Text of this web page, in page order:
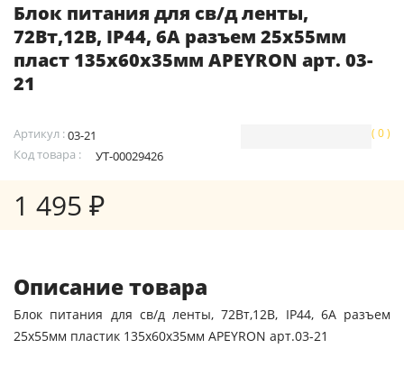
Блок питания для св/д ленты,
72Вт,12В, IP44, 6А разъем 25х55мм
пласт 135х60х35мм APEYRON арт. 03-
21
Артикул :03-21
Код товара :
УТ-00029426
( 0 )
1 495 ₽
Описание товара
Блок питания для св/д ленты, 72Вт,12В, IP44, 6А разъем
25х55мм пластик 135х60х35мм APEYRON арт.03-21